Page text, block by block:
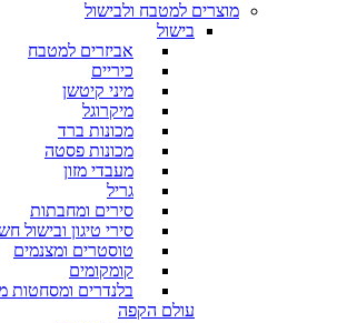
מוצרים למטבח ולבישול
בישול
אביזרים למטבח
כיריים
מיני קיטשן
מיקרוגל
מכונות ברד
מכונות פסטה
מעבדי מזון
גריל
סירים ומחבתות
סירי טיגון ובישול
טוסטרים ומצנמים
קומקומים
בלנדרים ומסחטות
עולם הקפה